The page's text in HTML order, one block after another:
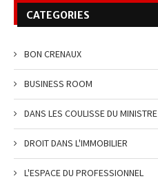
CATEGORIES
BON CRENAUX
BUSINESS ROOM
DANS LES COULISSE DU MINISTRE
DROIT DANS L'IMMOBILIER
L'ESPACE DU PROFESSIONNEL